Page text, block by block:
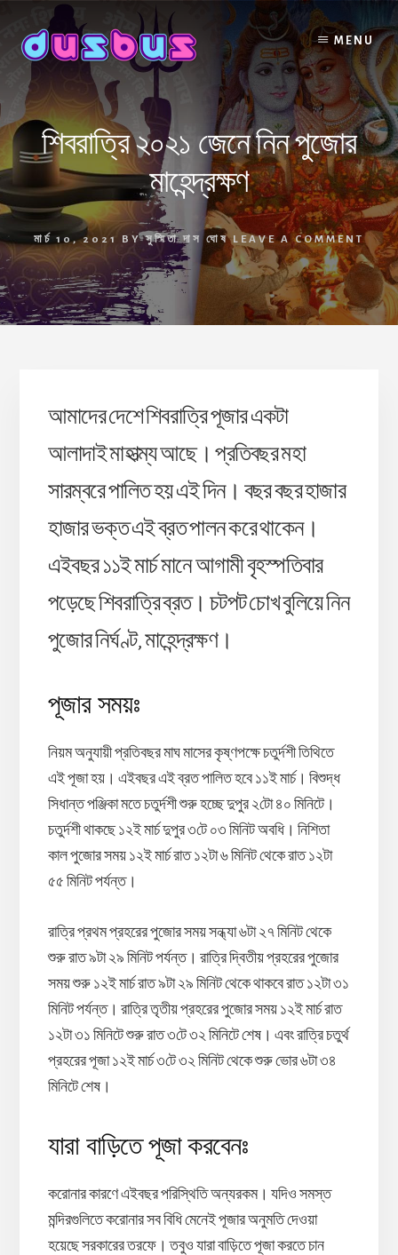
content
MENU
শিবরাত্রি ২০২১ জেনে নিন পুজোর
মাহেন্দ্রক্ষণ
মার্চ 10, 2021 BYসুস্মিতা দাস ঘোষ LEAVE A COMMENT
আমাদের দেশে শিবরাত্রি পূজার একটা
আলাদাই মাহাত্ম্য আছে। প্রতিবছর মহা
সারম্বরে পালিত হয় এই দিন। বছর বছর হাজার
হাজার ভক্ত এই ব্রত পালন করে থাকেন।
এইবছর ১১ই মার্চ মানে আগামী বৃহস্পতিবার
পড়েছে শিবরাত্রি ব্রত। চটপট চোখ বুলিয়ে নিন
পুজোর নির্ঘণ্ট, মাহেন্দ্রক্ষণ।
পূজার সময়ঃ
নিয়ম অনুযায়ী প্রতিবছর মাঘ মাসের কৃষ্ণপক্ষে চতুর্দশী তিথিতে
এই পূজা হয়। এইবছর এই ব্রত পালিত হবে ১১ই মার্চ। বিশুদ্ধ
সিধান্ত পঞ্জিকা মতে চতুর্দশী শুরু হচ্ছে দুপুর ২টো ৪০ মিনিটে।
চতুর্দশী থাকছে ১২ই মার্চ দুপুর ৩টে ০৩ মিনিট অবধি। নিশিতা
কাল পুজোর সময় ১২ই মার্চ রাত ১২টা ৬ মিনিট থেকে রাত ১২টা
৫৫ মিনিট পর্যন্ত।
রাত্রি প্রথম প্রহরের পুজোর সময় সন্ধ্যা ৬টা ২৭ মিনিট থেকে
শুরু রাত ৯টা ২৯ মিনিট পর্যন্ত। রাত্রি দ্বিতীয় প্রহরের পুজোর
সময় শুরু ১২ই মার্চ রাত ৯টা ২৯ মিনিট থেকে থাকবে রাত ১২টা ৩১
মিনিট পর্যন্ত। রাত্রি তৃতীয় প্রহরের পুজোর সময় ১২ই মার্চ রাত
১২টা ৩১ মিনিটে শুরু রাত ৩টে ৩২ মিনিটে শেষ। এবং রাত্রি চতুর্থ
প্রহরের পূজা ১২ই মার্চ ৩টে ৩২ মিনিট থেকে শুরু ভোর ৬টা ৩৪
মিনিটে শেষ।
যারা বাড়িতে পূজা করবেনঃ
করোনার কারণে এইবছর পরিস্থিতি অন্যরকম। যদিও সমস্ত
মন্দিরগুলিতে করোনার সব বিধি মেনেই পূজার অনুমতি দেওয়া
হয়েছে সরকারের তরফে। তবুও যারা বাড়িতে পূজা করতে চান